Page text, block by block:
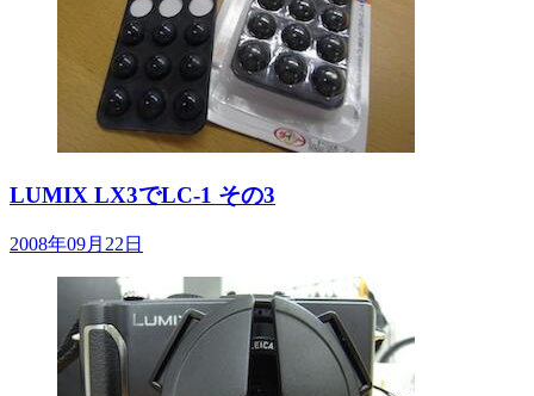
LUMIX LX3でLC-1 その3
2008年09月22日